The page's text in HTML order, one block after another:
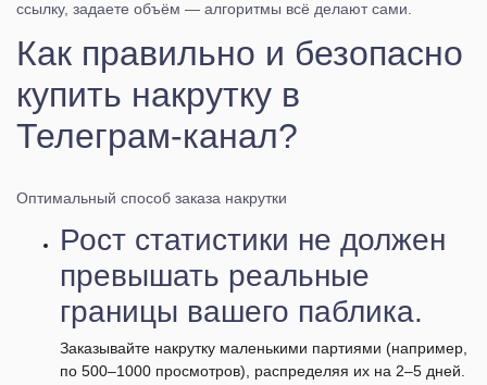
ссылку, задаете объём — алгоритмы всё делают сами.
Как правильно и безопасно
купить накрутку в
Телеграм-канал?
Оптимальный способ заказа накрутки
Рост статистики не должен
превышать реальные
границы вашего паблика.
Заказывайте накрутку маленькими партиями (например,
по 500–1000 просмотров), распределяя их на 2–5 дней.